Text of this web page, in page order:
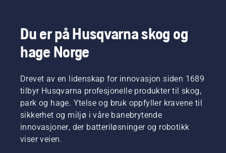
Torq®-
teknologi
gir deg
kraften
dreiemomentet
du
trenger
takket
være en
svært
effektiv
gress
enkelt og
raskt
med en
effektivt
klipp. Se
denne
korte
videoen
om
fagfolkene
innen
i deres
respektive
land. De
utgjør
vårt H-
Team.
Du er på Husqvarna skog og
hage Norge
Drevet av en lidenskap for innovasjon siden 1689
tilbyr Husqvarna profesjonelle produkter til skog,
park og hage. Ytelse og bruk oppfyller kravene til
sikkerhet og miljø i våre banebrytende
innovasjoner, der batteriløsninger og robotikk
viser veien.